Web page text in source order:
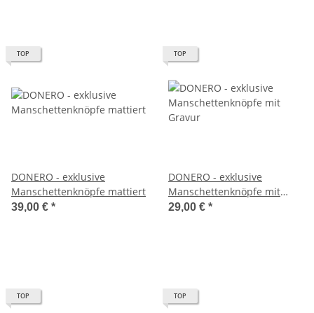
TOP
DONERO - exklusive
Manschettenknöpfe mattiert
39,00 € *
TOP
DONERO - exklusive
Manschettenknöpfe mit
Gravur
29,00 € *
TOP TOP